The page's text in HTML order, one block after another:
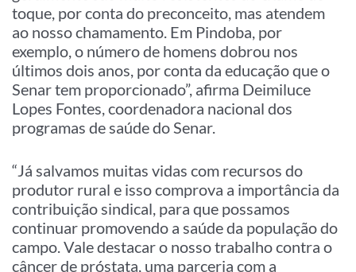
toque, por conta do preconceito, mas atendem
ao nosso chamamento. Em Pindoba, por
exemplo, o número de homens dobrou nos
últimos dois anos, por conta da educação que o
Senar tem proporcionado”, afirma Deimiluce
Lopes Fontes, coordenadora nacional dos
programas de saúde do Senar.
“Já salvamos muitas vidas com recursos do
produtor rural e isso comprova a importância da
contribuição sindical, para que possamos
continuar promovendo a saúde da população do
campo. Vale destacar o nosso trabalho contra o
câncer de próstata, uma parceria com a